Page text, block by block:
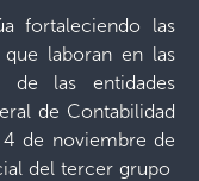
fortaleciendo las
laboran en las
de las entidades
de Contabilidad
4 de noviembre de
del tercer grupo